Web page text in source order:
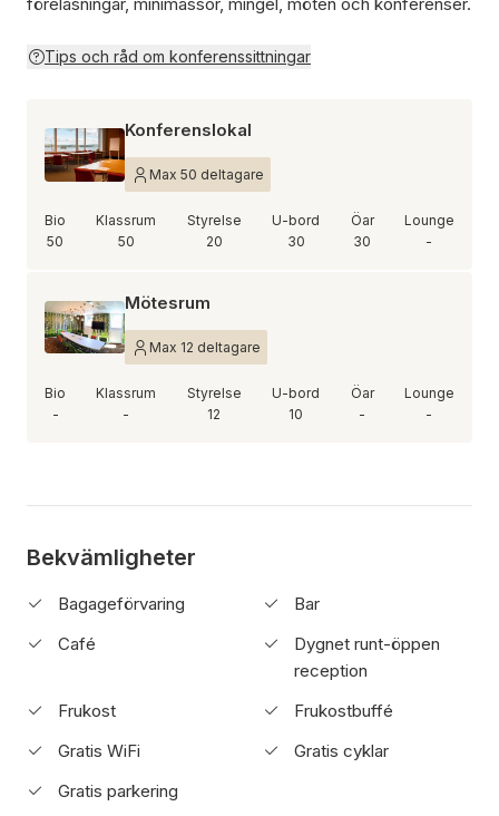
Tips och råd om konferenssittningar
Konferenslokal
Max 50 deltagare
Bio
50
Klassrum
50
Styrelse
20
U-bord
30
Öar
30
Lounge
-
Mötesrum
Max 12 deltagare
Bio
-
Klassrum
-
Styrelse
12
U-bord
10
Öar
-
Lounge
-
Bekvämligheter
Bagageförvaring
Bar
Café
Dygnet runt-öppen
reception
Frukost
Frukostbuffé
Gratis WiFi
Gratis cyklar
Gratis parkering